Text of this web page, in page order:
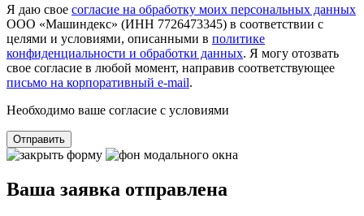
Я даю свое согласие на обработку моих персональных данных
ООО «Машиндекс» (ИНН 7726473345) в соответствии с
целями и условиями, описанными в политике
конфиденциальности и обработки данных. Я могу отозвать
свое согласие в любой момент, направив соответствующее
письмо на корпоративный e-mail.
Необходимо ваше согласие с условиями
Отправить
Ваша заявка отправлена